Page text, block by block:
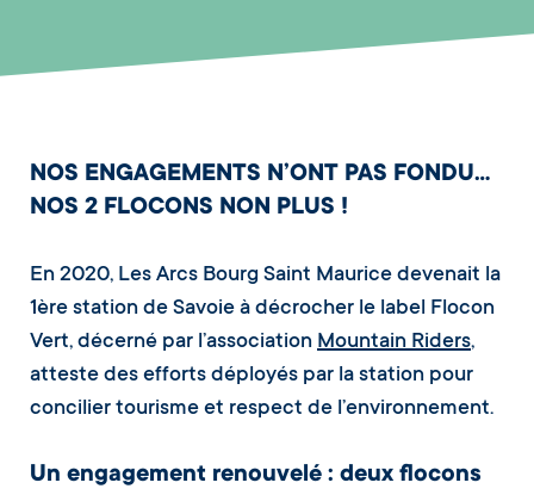
NOS ENGAGEMENTS N’ONT PAS FONDU…
NOS 2 FLOCONS NON PLUS !
En 2020, Les Arcs Bourg Saint Maurice devenait la
1ère station de Savoie à décrocher le label Flocon
Vert, décerné par l’association Mountain Riders,
atteste des efforts déployés par la station pour
concilier tourisme et respect de l’environnement.
Un engagement renouvelé : deux flocons